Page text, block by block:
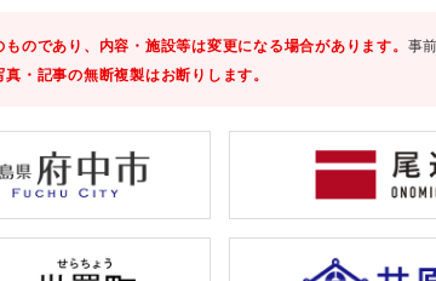
のであり、内容・施設等は変更になる場合があります。 事
真・記事の無断複製はお断りします。